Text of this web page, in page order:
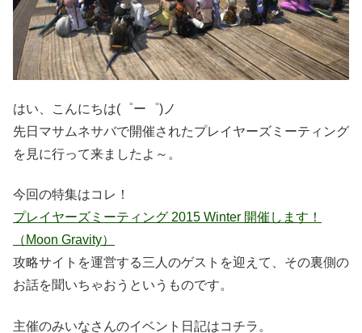
はい、こんにちは(゜ー゜)ノ
先日マサムネサバで開催されたプレイヤーズミーティング
を見に行って来ましたよ～。
今回の特集はコレ！
プレイヤーズミーティング 2015 Winter 開催します！
（Moon Gravity）
攻略サイトを運営する三人のゲストを迎えて、その裏側の
お話を聞いちゃおうというものです。
主催のみいなさんのイベント日記はコチラ。